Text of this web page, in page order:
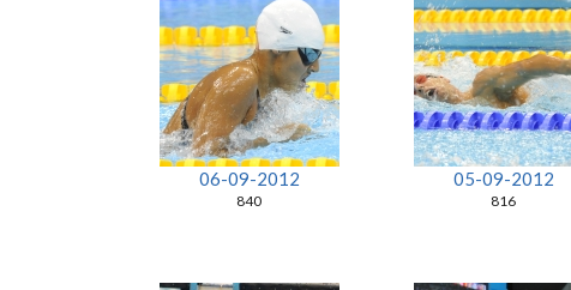
06-09-2012
840
05-09-2012
816